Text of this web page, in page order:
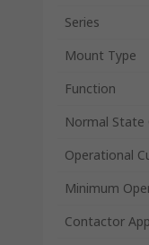
Series
Mount Type
Function
Normal State
Operational
Minimum
Contactor